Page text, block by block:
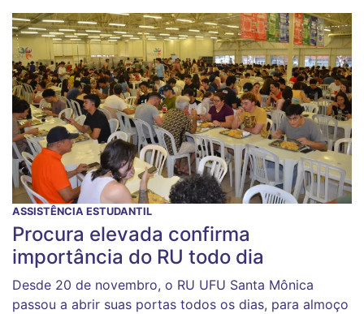
ASSISTÊNCIA ESTUDANTIL
Procura elevada confirma
importância do RU todo dia
Desde 20 de novembro, o RU UFU Santa Mônica
passou a abrir suas portas todos os dias, para almoço